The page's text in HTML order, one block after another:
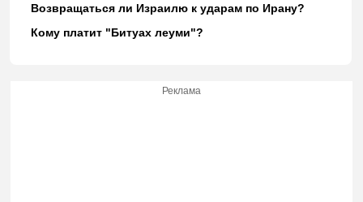
Возвращаться ли Израилю к ударам по Ирану?
Кому платит "Битуах леуми"?
Реклама